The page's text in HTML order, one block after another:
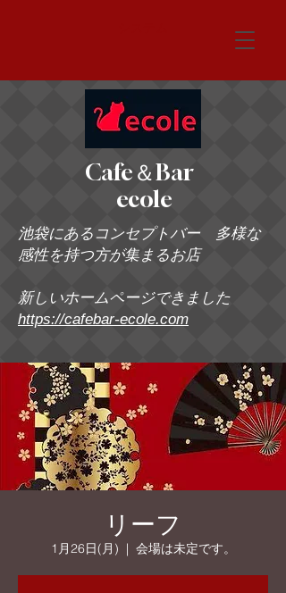
Cafe＆Bar
ecole
池袋にあるコンセプトバー 多様な
感性を持つ方が集まるお店
新しいホームページできました
https://cafebar-ecole.com
リーフ
1月26日(月)
  |
会場は未定です。